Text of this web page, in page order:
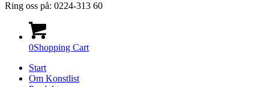
Ring oss på: 0224-313 60
0Shopping Cart
Start
Om Konstlist